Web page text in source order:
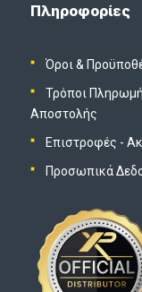
Πληροφορίες
Όροι &
Τρόποι
Αποστολής
Επιστροφές -
Προσωπικά